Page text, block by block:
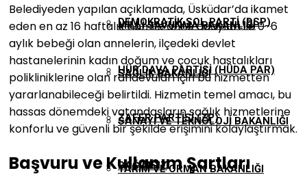
DEMOKRATIK SOL PARTI (DSP)
HÜR DAVA PARTISI (HÜDA PAR)
ZAFER PARTISI (ZP)
BAĞIMSIZ
MILLI SAVUNMA BAKANLIĞI
SAĞLIK BAKANLIĞI
SANAYI VE TEKNOLOJI BAKANLIĞI
TARIM VE ORMAN BAKANLIĞI
Belediyeden yapılan açıklamada, Üsküdar’da ikamet
eden en az 16 haftalık hamile anne adayları ile 0-6
aylık bebeği olan annelerin, ilçedeki devlet
hastanelerinin kadın doğum ve çocuk hastalıkları
polikliniklerine olan randevuları için bu hizmetten
yararlanabileceği belirtildi. Hizmetin temel amacı, bu
hassas dönemdeki vatandaşların sağlık hizmetlerine
konforlu ve güvenli bir şekilde erişimini kolaylaştırmak.
Başvuru ve Kullanım Şartları